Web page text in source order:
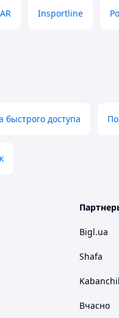
Insportline
быстрого доступа
Bigl.ua
Shafa
Вчасно